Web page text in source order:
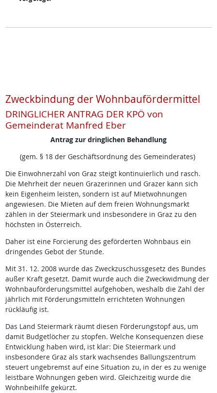
Zweckbindung der Wohnbaufördermittel
DRINGLICHER ANTRAG DER KPÖ von
Gemeinderat Manfred Eber
Antrag zur dringlichen Behandlung
(gem. § 18 der Geschäftsordnung des Gemeinderates)
Die Einwohnerzahl von Graz steigt kontinuierlich und rasch.
Die Mehrheit der neuen Grazerinnen und Grazer kann sich
kein Eigenheim leisten, sondern ist auf Mietwohnungen
angewiesen. Die Mieten auf dem freien Wohnungsmarkt
zählen in der Steiermark und insbesondere in Graz zu den
höchsten in Österreich.
Daher ist eine Forcierung des geförderten Wohnbaus ein
dringendes Gebot der Stunde.
Mit 31. 12. 2008 wurde das Zweckzuschussgesetz des Bundes
außer Kraft gesetzt. Damit wurde auch die Zweckwidmung der
Wohnbauförderungsmittel aufgehoben, weshalb die Zahl der
jährlich mit Förderungsmitteln errichteten Wohnungen
rückläufig ist.
Das Land Steiermark räumt diesen Förderungstopf aus, um
damit Budgetlöcher zu stopfen. Welche Konsequenzen diese
Entwicklung haben wird, ist klar: Die Steiermark und
insbesondere Graz als stark wachsendes Ballungszentrum
steuert ungebremst auf eine Situation zu, in der es zu wenige
leistbare Wohnungen geben wird. Gleichzeitig wurde die
Wohnbeihilfe gekürzt.